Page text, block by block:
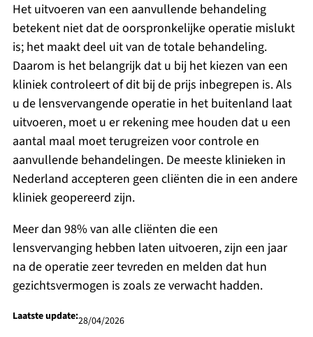
Het uitvoeren van een aanvullende behandeling
betekent niet dat de oorspronkelijke operatie mislukt
is; het maakt deel uit van de totale behandeling.
Daarom is het belangrijk dat u bij het kiezen van een
kliniek controleert of dit bij de prijs inbegrepen is. Als
u de lensvervangende operatie in het buitenland laat
uitvoeren, moet u er rekening mee houden dat u een
aantal maal moet terugreizen voor controle en
aanvullende behandelingen. De meeste klinieken in
Nederland accepteren geen cliënten die in een andere
kliniek geopereerd zijn.
Meer dan 98% van alle cliënten die een
lensvervanging hebben laten uitvoeren, zijn een jaar
na de operatie zeer tevreden en melden dat hun
gezichtsvermogen is zoals ze verwacht hadden.
Laatste update:28/04/2026